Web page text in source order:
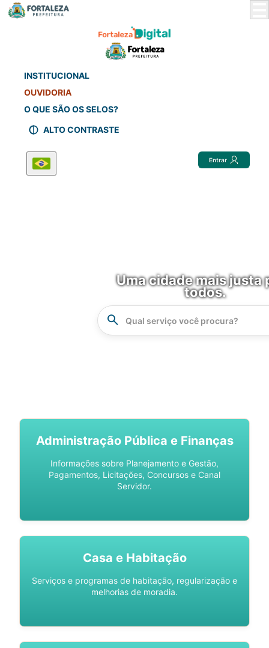
INSTITUCIONAL
OUVIDORIA
O QUE SÃO OS SELOS?
ALTO CONTRASTE
Entrar
Uma cidade mais justa
todos.
Administração Pública e Finanças
Informações sobre Planejamento e Gestão,
Pagamentos, Licitações, Concursos e Canal
Servidor.
Casa e Habitação
Serviços e programas de habitação, regularização e
melhorias de moradia.